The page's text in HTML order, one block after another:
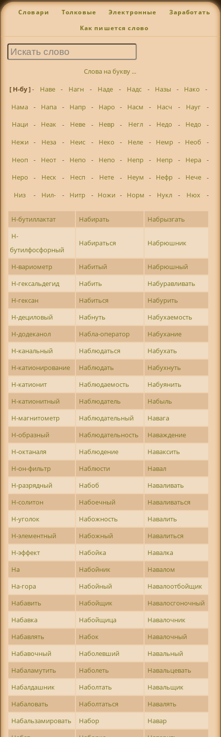
Словари Толковые Электронные Заработать
Как пишется слово
Слова на букву ...
[ Н-бу ]- Наве - Нагн - Наде - Надс - Назы - Нако
-
Нама
- Напа - Напр - Наро - Насм - Насч - Науг
-
Наци
- Неак - Неве - Невр - Негл - Недо - Недо
-
Нежи
- Неза - Неис - Неко - Неле - Немр - Необ
-
Неоп
- Неот - Непо - Непо - Непр - Непр - Нера
-
Неро
- Неск - Несп - Нете - Неум - Нефр - Нече
-
Низ
- Нил- - Нитр - Ножи - Норм - Нукл - Нюх -
Н-бутиллактат Набирать
Набрызгать
Н-
бутилфосфорный
Набираться Набрюшник
Н-вариометр Набитый
Набрюшный
Н-гексальдегид
Набить
Набуравливать
Н-гексан
Набиться
Набурить
Н-дециловый
Набнуть
Набухаемость
Н-додеканол
Набла-оператор
Набухание
Н-канальный
Наблюдаться
Набухать
Н-катионирование
Наблюдать
Набухнуть
Н-катионит
Наблюдаемость
Набуянить
Н-катионитный
Наблюдатель
Набыль
Н-магнитометр
Наблюдательный
Навага
Н-образный
Наблюдательность
Наваждение
Н-октаналя
Наблюдение
Наваксить
Н-он-фильтр
Наблюсти
Навал
Н-разрядный
Набоб
Наваливать
Н-солитон
Набоечный
Наваливаться
Н-уголок
Набожность
Навалить
Н-элементный
Набожный
Навалиться
Н-эффект
Набойка
Навалка
На
Набойник
Навалом
На-гора
Набойный
Навалоотбойщик
Набавить
Набойщик
Навалосгоночный
Набавка
Набойщица
Навалочник
Набавлять
Набок
Навалочный
Набавочный
Наболевший
Навальный
Набаламутить
Наболеть
Навальцевать
Набалдашник
Наболтать
Навальщик
Набаловать
Наболтаться
Навалять
Набальзамировать
Набор
Навар